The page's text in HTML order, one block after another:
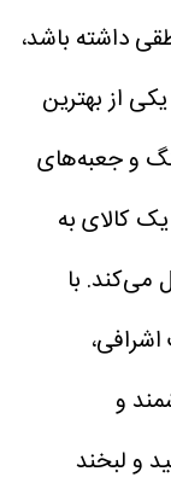
داشته باشد،
از بهترین
و جعبه‌های
کالای به
می‌کند. با
سایت اشرافی،
و
و لبخند